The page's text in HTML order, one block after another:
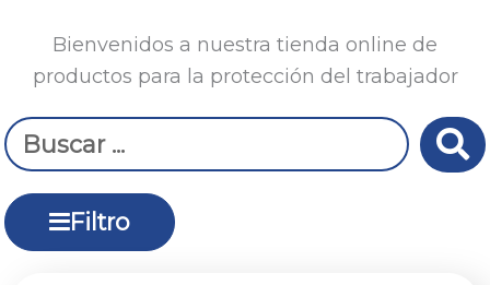
Bienvenidos a nuestra tienda online de
productos para la protección del trabajador
Filtro
Search
...